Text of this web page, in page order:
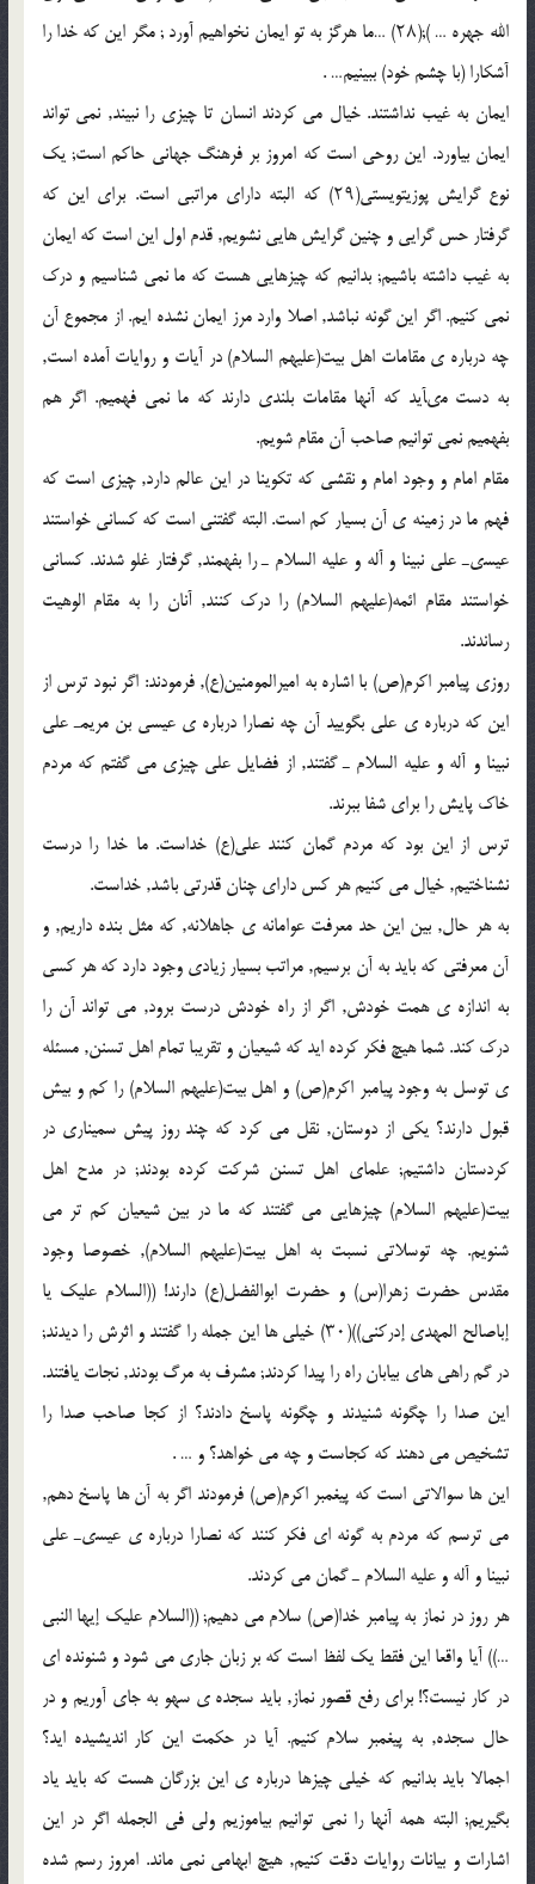
الله جهره … );(۲۸) …ما هرگز به تو ایمان نخواهیم آورد ; مگر این که خدا را
آشکارا (با چشم خود) ببینیم… .
ایمان به غیب نداشتند. خیال مى کردند انسان تا چیزى را نبیند, نمى تواند
ایمان بیاورد. این روحى است که امروز بر فرهنگ جهانى حاکم است; یک
نوع گرایش پوزیتویستى(۲۹) که البته داراى مراتبى است. براى این که
گرفتار حس گرایى و چنین گرایش هایى نشویم, قدم اول این است که ایمان
به غیب داشته باشیم; بدانیم که چیزهایى هست که ما نمى شناسیم و درک
نمى کنیم. اگر این گونه نباشد, اصلا وارد مرز ایمان نشده ایم. از مجموع آن
چه درباره ى مقامات اهل بیت(علیهم السلام) در آیات و روایات آمده است,
به دست مىآید که آنها مقامات بلندى دارند که ما نمى فهمیم. اگر هم
بفهمیم نمى توانیم صاحب آن مقام شویم.
مقام امام و وجود امام و نقشى که تکوینا در این عالم دارد, چیزى است که
فهم ما در زمینه ى آن بسیار کم است. البته گفتنى است که کسانى خواستند
عیسىـ على نبینا و آله و علیه السلام ـ را بفهمند, گرفتار غلو شدند. کسانى
خواستند مقام ائمه(علیهم السلام) را درک کنند, آنان را به مقام الوهیت
رساندند.
روزى پیامبر اکرم(ص) با اشاره به امیرالمومنین(ع), فرمودند: اگر نبود ترس از
این که درباره ى على بگویید آن چه نصارا درباره ى عیسى بن مریمـ على
نبینا و آله و علیه السلام ـ گفتند, از فضایل على چیزى مى گفتم که مردم
خاک پایش را براى شفا ببرند.
ترس از این بود که مردم گمان کنند على(ع) خداست. ما خدا را درست
نشناختیم, خیال مى کنیم هر کس داراى چنان قدرتى باشد, خداست.
به هر حال, بین این حد معرفت عوامانه ى جاهلانه, که مثل بنده داریم, و
آن معرفتى که باید به آن برسیم, مراتب بسیار زیادى وجود دارد که هر کسى
به اندازه ى همت خودش, اگر از راه خودش درست برود, مى تواند آن را
درک کند. شما هیچ فکر کرده اید که شیعیان و تقریبا تمام اهل تسنن, مسئله
ى توسل به وجود پیامبر اکرم(ص) و اهل بیت(علیهم السلام) را کم و بیش
قبول دارند؟ یکى از دوستان, نقل مى کرد که چند روز پیش سمینارى در
کردستان داشتیم; علماى اهل تسنن شرکت کرده بودند; در مدح اهل
بیت(علیهم السلام) چیزهایى مى گفتند که ما در بین شیعیان کم تر مى
شنویم. چه توسلاتى نسبت به اهل بیت(علیهم السلام), خصوصا وجود
مقدس حضرت زهرا(س) و حضرت ابوالفضل(ع) دارند! ((السلام علیک یا
إباصالح المهدى إدرکنى))(۳۰) خیلى ها این جمله را گفتند و اثرش را دیدند;
در گم راهى هاى بیابان راه را پیدا کردند; مشرف به مرگ بودند, نجات یافتند.
این صدا را چگونه شنیدند و چگونه پاسخ دادند؟ از کجا صاحب صدا را
تشخیص مى دهند که کجاست و چه مى خواهد؟ و … .
این ها سوالاتى است که پیغمبر اکرم(ص) فرمودند اگر به آن ها پاسخ دهم,
مى ترسم که مردم به گونه اى فکر کنند که نصارا درباره ى عیسىـ على
نبینا و آله و علیه السلام ـ گمان مى کردند.
هر روز در نماز به پیامبر خدا(ص) سلام مى دهیم; ((السلام علیک إیها النبى
…)) آیا واقعا این فقط یک لفظ است که بر زبان جارى مى شود و شنونده اى
در کار نیست؟! براى رفع قصور نماز, باید سجده ى سهو به جاى آوریم و در
حال سجده, به پیغمبر سلام کنیم. آیا در حکمت این کار اندیشیده اید؟
اجمالا باید بدانیم که خیلى چیزها درباره ى این بزرگان هست که باید یاد
بگیریم; البته همه آنها را نمى توانیم بیاموزیم ولى فى الجمله اگر در این
اشارات و بیانات روایات دقت کنیم, هیچ ابهامى نمى ماند. امروز رسم شده